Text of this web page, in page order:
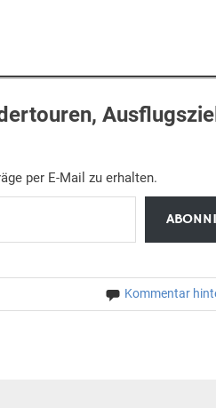
per E-Mail zu erhalten.
Kommentar